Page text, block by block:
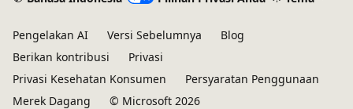
Pengelakan AI Versi Sebelumnya
Blog
Berikan kontribusi
Privasi
Privasi Kesehatan Konsumen
Persyaratan Penggunaan
Merek Dagang
© Microsoft 2026